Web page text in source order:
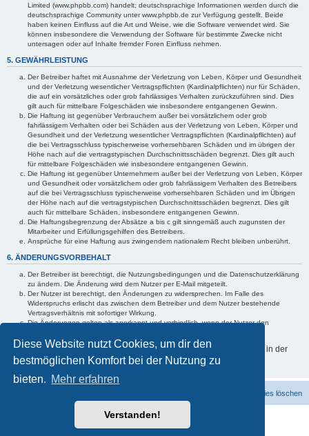
Diese Website nutzt Cookies, um dir den
bestmöglichen Komfort bei der Nutzung zu
bieten. Mehr erfahren
Verstanden!
Limited (www.phpbb.com) handelt; deutschsprachige Informationen werden durch die
deutschsprachige Community unter www.phpbb.de zur Verfügung gestellt. Beide
haben keinen Einfluss auf die Art und Weise, wie die Software verwendet wird. Sie
können insbesondere die Verwendung der Software für bestimmte Zwecke nicht
untersagen oder auf Inhalte fremder Foren Einfluss nehmen.
5. GEWÄHRLEISTUNG
Der Betreiber haftet mit Ausnahme der Verletzung von Leben, Körper und Gesundheit
und der Verletzung wesentlicher Vertragspflichten (Kardinalpflichten) nur für Schäden,
die auf ein vorsätzliches oder grob fahrlässiges Verhalten zurückzuführen sind. Dies
gilt auch für mittelbare Folgeschäden wie insbesondere entgangenen Gewinn.
Die Haftung ist gegenüber Verbrauchern außer bei vorsätzlichem oder grob
fahrlässigem Verhalten oder bei Schäden aus der Verletzung von Leben, Körper und
Gesundheit und der Verletzung wesentlicher Vertragspflichten (Kardinalpflichten) auf
die bei Vertragsschluss typischerweise vorhersehbaren Schäden und im übrigen der
Höhe nach auf die vertragstypischen Durchschnittsschäden begrenzt. Dies gilt auch
für mittelbare Folgeschäden wie insbesondere entgangenen Gewinn.
Die Haftung ist gegenüber Unternehmern außer bei der Verletzung von Leben, Körper
und Gesundheit oder vorsätzlichem oder grob fahrlässigem Verhalten des Betreibers
auf die bei Vertragsschluss typischerweise vorhersehbaren Schäden und im Übrigen
der Höhe nach auf die vertragstypischen Durchschnittsschäden begrenzt. Dies gilt
auch für mittelbare Schäden, insbesondere entgangenen Gewinn.
Die Haftungsbegrenzung der Absätze a bis c gilt sinngemäß auch zugunsten der
Mitarbeiter und Erfüllungsgehilfen des Betreibers.
Ansprüche für eine Haftung aus zwingendem nationalem Recht bleiben unberührt.
6. ÄNDERUNGSVORBEHALT
Der Betreiber ist berechtigt, die Nutzungsbedingungen und die Datenschutzerklärung
zu ändern. Die Änderung wird dem Nutzer per E-Mail mitgeteilt.
Der Nutzer ist berechtigt, den Änderungen zu widersprechen. Im Falle des
Widerspruchs erlischt das zwischen dem Betreiber und dem Nutzer bestehende
Vertragsverhältnis mit sofortiger Wirkung.
Die Änderungen gelten als anerkannt und verbindlich, wenn der Nutzer den
Informationen über den Umgang mit deinen persönlichen Daten sind in der
Datenschutzerklärung enthalten.
Alle Cookies löschen
Powered byphpBB® Forum Software © phpBB Limited
Deutsche Übersetzung durchphpBB.de